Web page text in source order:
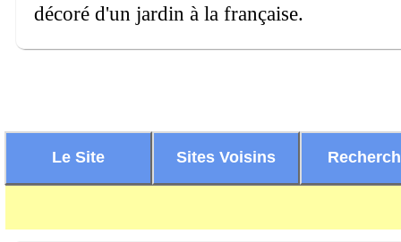
décoré d'un jardin à la française.
Le Site Sites Voisins